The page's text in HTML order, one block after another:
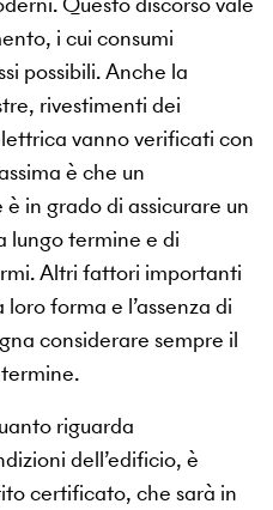
i cui consumi
possibili. Anche la
rivestimenti dei
vanno verificati con
è che un
in grado di assicurare un
lungo termine e di
Altri fattori importanti
forma e l’assenza di
considerare sempre il
riguarda
dell’edificio, è
certificato, che sarà in